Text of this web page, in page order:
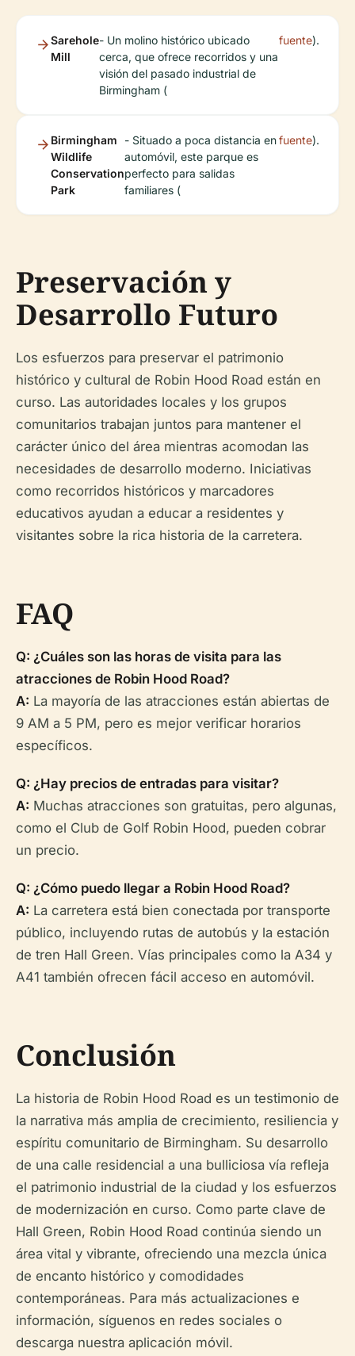
Sarehole
Mill
- Un molino histórico ubicado
cerca, que ofrece recorridos y una
visión del pasado industrial de
Birmingham (
fuente).
Birmingham
Wildlife
Conservation
Park
- Situado a poca distancia en
automóvil, este parque es
perfecto para salidas
familiares (
fuente).
Preservación y
Desarrollo Futuro
Los esfuerzos para preservar el patrimonio
histórico y cultural de Robin Hood Road están en
curso. Las autoridades locales y los grupos
comunitarios trabajan juntos para mantener el
carácter único del área mientras acomodan las
necesidades de desarrollo moderno. Iniciativas
como recorridos históricos y marcadores
educativos ayudan a educar a residentes y
visitantes sobre la rica historia de la carretera.
FAQ
Q: ¿Cuáles son las horas de visita para las
atracciones de Robin Hood Road?
A: La mayoría de las atracciones están abiertas de
9 AM a 5 PM, pero es mejor verificar horarios
específicos.
Q: ¿Hay precios de entradas para visitar?
A: Muchas atracciones son gratuitas, pero algunas,
como el Club de Golf Robin Hood, pueden cobrar
un precio.
Q: ¿Cómo puedo llegar a Robin Hood Road?
A: La carretera está bien conectada por transporte
público, incluyendo rutas de autobús y la estación
de tren Hall Green. Vías principales como la A34 y
A41 también ofrecen fácil acceso en automóvil.
Conclusión
La historia de Robin Hood Road es un testimonio de
la narrativa más amplia de crecimiento, resiliencia y
espíritu comunitario de Birmingham. Su desarrollo
de una calle residencial a una bulliciosa vía refleja
el patrimonio industrial de la ciudad y los esfuerzos
de modernización en curso. Como parte clave de
Hall Green, Robin Hood Road continúa siendo un
área vital y vibrante, ofreciendo una mezcla única
de encanto histórico y comodidades
contemporáneas. Para más actualizaciones e
información, síguenos en redes sociales o
descarga nuestra aplicación móvil.